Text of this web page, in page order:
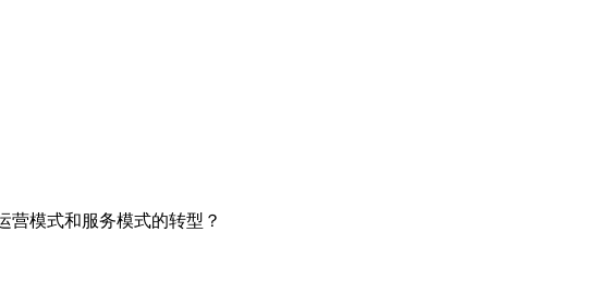
营模式和服务模式的转型？